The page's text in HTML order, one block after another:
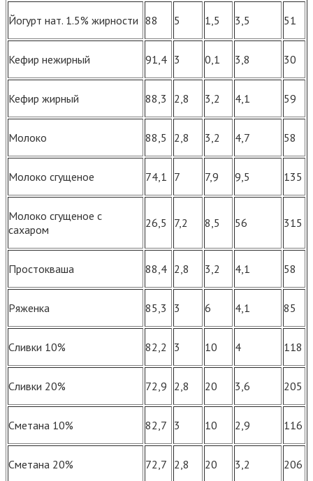
Йогурт нат. 1.5% жирности 88 5 1,5 3,5 51
Кефир нежирный 91,4 3 0,1 3,8 30
Кефир жирный 88,3 2,8 3,2 4,1 59
Молоко 88,5 2,8 3,2 4,7 58
Молоко сгущеное 74,1 7 7,9 9,5 135
Молоко сгущеное с
сахаром
26,5 7,2 8,5 56 315
Простокваша 88,4 2,8 3,2 4,1 58
Ряженка 85,3 3 6 4,1 85
Сливки 10% 82,2 3 10 4 118
Сливки 20% 72,9 2,8 20 3,6 205
Сметана 10% 82,7 3 10 2,9 116
Сметана 20% 72,7 2,8 20 3,2 206